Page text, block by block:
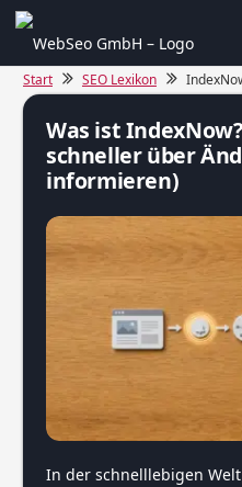
Start SEO Lexikon
Was ist
schneller über
informieren)
In der schnelllebigen